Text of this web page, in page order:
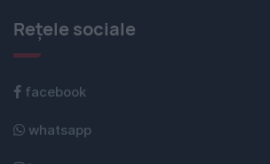
Rețele sociale
facebook
whatsapp